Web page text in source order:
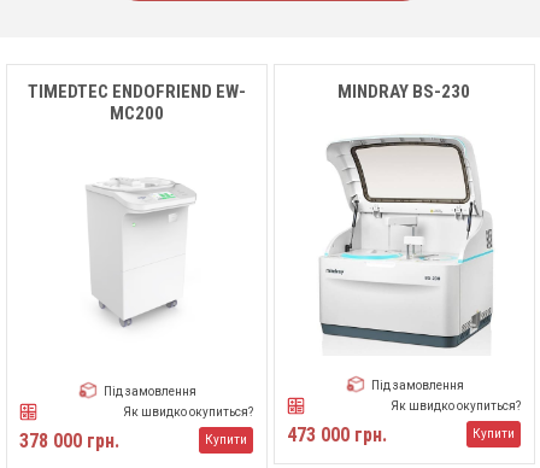
TIMEDTEC ENDOFRIEND EW-
MC200
Під замовлення
Як швидко окупиться?
378 000 грн. Купити
MINDRAY ВS-230
Під замовлення
Як швидко окупиться?
473 000 грн. Купити